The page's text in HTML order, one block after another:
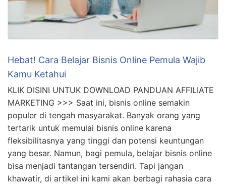
Hebat! Cara Belajar Bisnis Online Pemula Wajib
Kamu Ketahui
KLIK DISINI UNTUK DOWNLOAD PANDUAN AFFILIATE
MARKETING >>> Saat ini, bisnis online semakin